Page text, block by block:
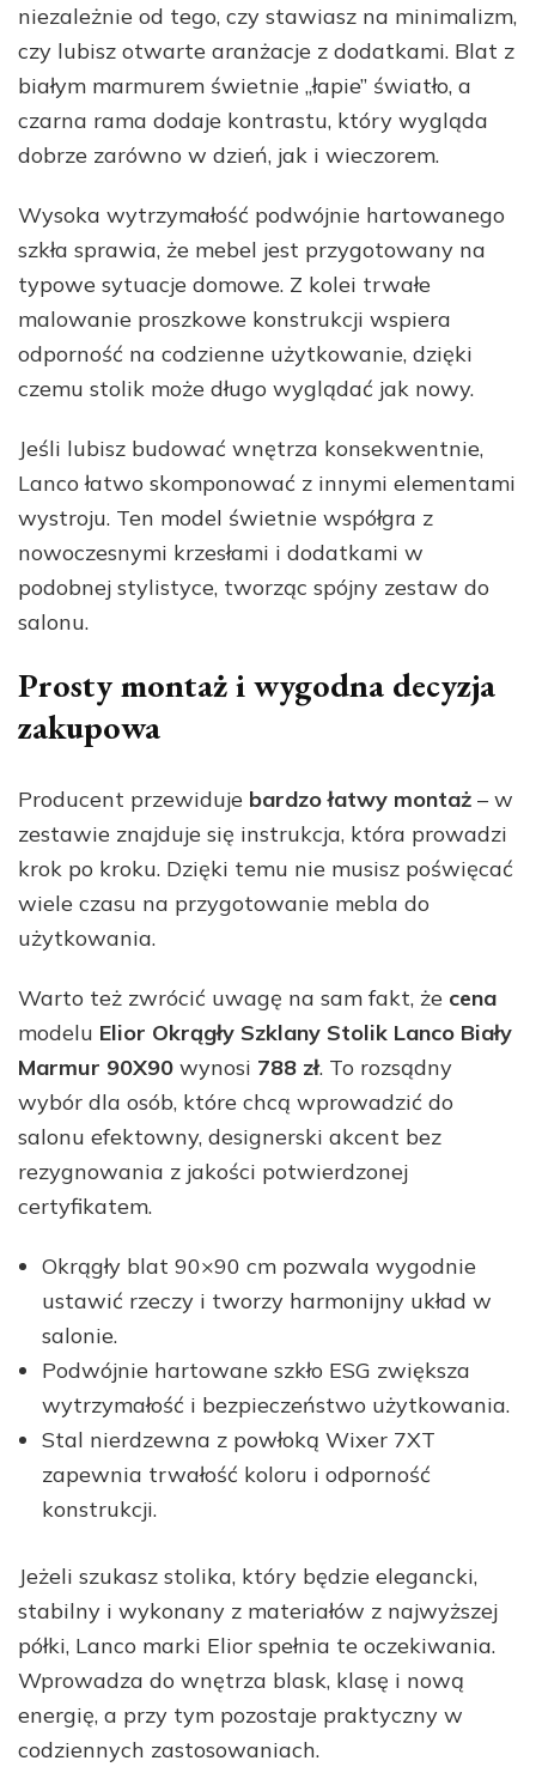
niezależnie od tego, czy stawiasz na minimalizm,
czy lubisz otwarte aranżacje z dodatkami. Blat z
białym marmurem świetnie „łapie” światło, a
czarna rama dodaje kontrastu, który wygląda
dobrze zarówno w dzień, jak i wieczorem.
Wysoka wytrzymałość podwójnie hartowanego
szkła sprawia, że mebel jest przygotowany na
typowe sytuacje domowe. Z kolei trwałe
malowanie proszkowe konstrukcji wspiera
odporność na codzienne użytkowanie, dzięki
czemu stolik może długo wyglądać jak nowy.
Jeśli lubisz budować wnętrza konsekwentnie,
Lanco łatwo skomponować z innymi elementami
wystroju. Ten model świetnie współgra z
nowoczesnymi krzesłami i dodatkami w
podobnej stylistyce, tworząc spójny zestaw do
salonu.
Prosty montaż i wygodna decyzja
zakupowa
Producent przewiduje bardzo łatwy montaż – w
zestawie znajduje się instrukcja, która prowadzi
krok po kroku. Dzięki temu nie musisz poświęcać
wiele czasu na przygotowanie mebla do
użytkowania.
Warto też zwrócić uwagę na sam fakt, że cena
modelu Elior Okrągły Szklany Stolik Lanco Biały
Marmur 90X90 wynosi 788 zł. To rozsądny
wybór dla osób, które chcą wprowadzić do
salonu efektowny, designerski akcent bez
rezygnowania z jakości potwierdzonej
certyfikatem.
Okrągły blat 90×90 cm pozwala wygodnie
ustawić rzeczy i tworzy harmonijny układ w
salonie.
Podwójnie hartowane szkło ESG zwiększa
wytrzymałość i bezpieczeństwo użytkowania.
Stal nierdzewna z powłoką Wixer 7XT
zapewnia trwałość koloru i odporność
konstrukcji.
Jeżeli szukasz stolika, który będzie elegancki,
stabilny i wykonany z materiałów z najwyższej
półki, Lanco marki Elior spełnia te oczekiwania.
Wprowadza do wnętrza blask, klasę i nową
energię, a przy tym pozostaje praktyczny w
codziennych zastosowaniach.